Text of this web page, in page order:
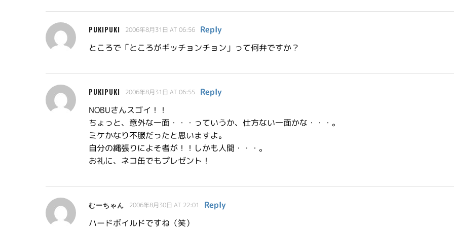
PUKIPUKI 2006年8月31日 AT 06:56
Reply
ところで「ところがギッチョンチョン」って何弁ですか？
PUKIPUKI 2006年8月31日 AT 06:55
Reply
NOBUさんスゴイ！！
ちょっと、意外な一面・・・っていうか、仕方ない一面かな・・・。
ミケかなり不服だったと思いますよ。
自分の縄張りによそ者が！！しかも人間・・・。
お礼に、ネコ缶でもプレゼント！
むーちゃん 2006年8月30日 AT 22:01
Reply
ハードボイルドですね（笑）